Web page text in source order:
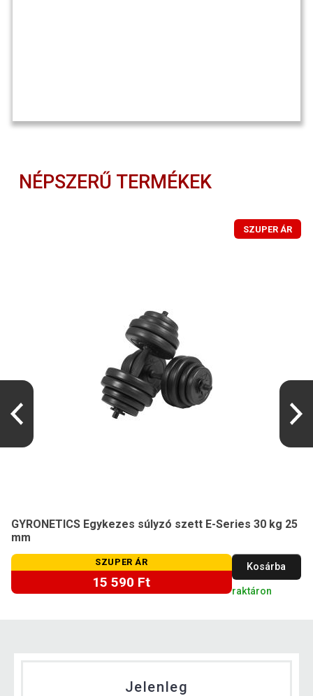
NÉPSZERŰ TERMÉKEK
SZUPER ÁR
GYRONETICS Egykezes súlyzó szett E-Series 30 kg 25
mm
SZUPER ÁR
15 590 Ft
Kosárba
raktáron
Jelenleg